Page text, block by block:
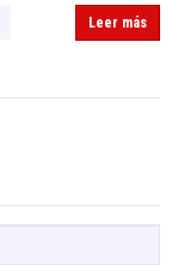
Leer más